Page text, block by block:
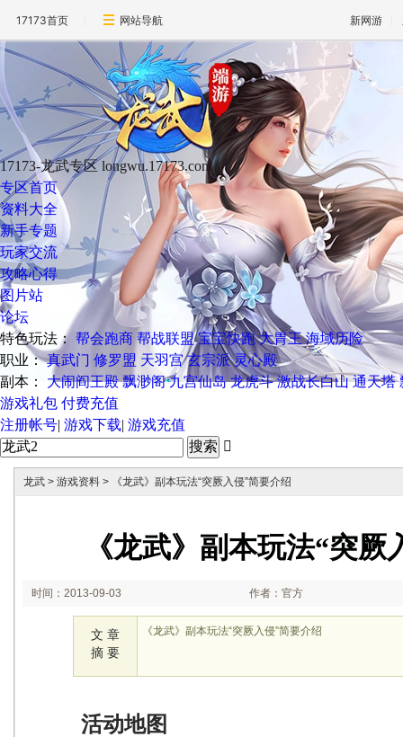
17173首页 网站导航 新网游
17173-龙武专区 longwu.17173.com
专区首页
资料大全
新手专题
玩家交流
攻略心得
图片站
论坛
特色玩法： 帮会跑商 帮战联盟 宝宝快跑 大胃王 海域历险
职业： 真武门 修罗盟 天羽宫 玄宗派 灵心殿
副本：
大闹阎王殿 飘渺阁 九宫仙岛 龙虎斗 激战长白山 通天塔
游戏礼包 付费充值
注册帐号| 游戏下载| 游戏充值

龙武 > 游戏资料 > 《龙武》副本玩法“突厥入侵”简要介绍
《龙武》副本玩法“突厥
时间：2013-09-03
17:07:05
作者：官方
文 章
摘 要
《龙武》副本玩法“突厥入侵”简要介绍
活动地图